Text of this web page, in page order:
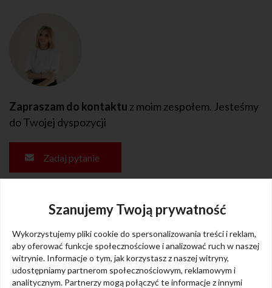
Zapraszam do kontaktu z moim zespołem. Jesteśmy
do Twojej dyspozycji
Zadaj pytanie
Przeprowadzimy Cię przezwszystkie etapy
od wyboru odpowiedniego lokum po odbiór
kluczy.
Szanujemy Twoją prywatność
Wykorzystujemy pliki cookie do spersonalizowania treści i reklam,
aby oferować funkcje społecznościowe i analizować ruch w naszej
witrynie. Informacje o tym, jak korzystasz z naszej witryny,
udostępniamy partnerom społecznościowym, reklamowym i
analitycznym. Partnerzy mogą połączyć te informacje z innymi